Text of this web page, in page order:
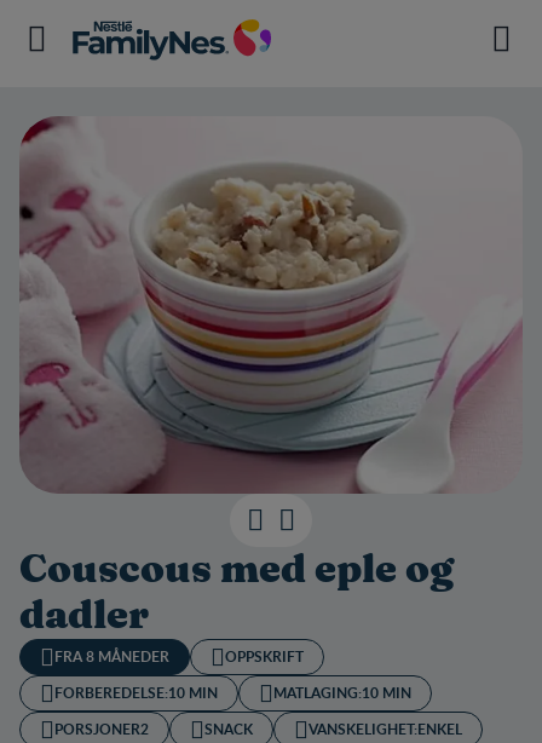
Couscous med eple og
dadler
FRA 8 MÅNEDER
OPPSKRIFT
FORBEREDELSE:10 MIN MATLAGING:10 MIN
PORSJONER2 SNACK VANSKELIGHET:ENKEL